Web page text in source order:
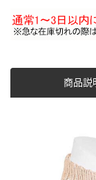
商品説